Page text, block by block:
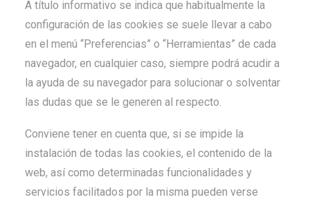
A título informativo se indica que habitualmente la
configuración de las cookies se suele llevar a cabo
en el menú “Preferencias” o “Herramientas” de cada
navegador, en cualquier caso, siempre podrá acudir a
la ayuda de su navegador para solucionar o solventar
las dudas que se le generen al respecto.
Conviene tener en cuenta que, si se impide la
instalación de todas las cookies, el contenido de la
web, así como determinadas funcionalidades y
servicios facilitados por la misma pueden verse